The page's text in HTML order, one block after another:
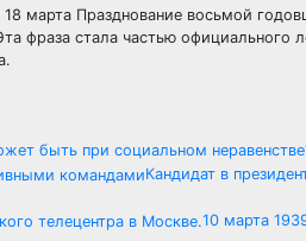
марта Празднование восьмой
фраза стала частью официального
быть при социальном
Кандидат в
10 марта